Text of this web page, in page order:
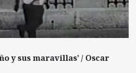
y sus maravillas’ / Oscar